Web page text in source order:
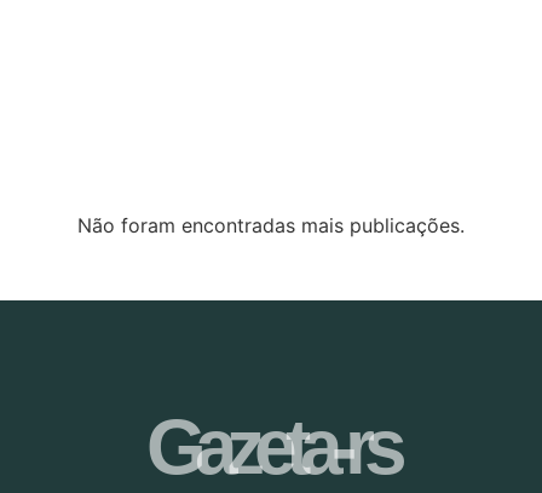
Não foram encontradas mais publicações.
Gazeta-rs